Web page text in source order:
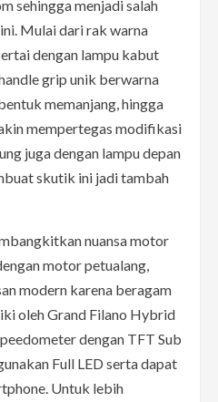
sehingga menjadi salah
Mulai dari rak warna
dengan lampu kabut
grip unik berwarna
memanjang, hingga
mempertegas modifikasi
juga dengan lampu depan
skutik ini jadi tambah
nuansa motor
motor petualang,
modern karena beragam
oleh Grand Filano Hybrid
dengan TFT Sub
Full LED serta dapat
Untuk lebih